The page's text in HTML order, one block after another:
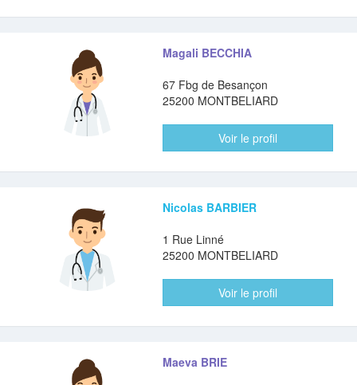
Magali BECCHIA
67 Fbg de Besançon
25200 MONTBELIARD
Voir le profil
Nicolas BARBIER
1 Rue Linné
25200 MONTBELIARD
Voir le profil
Maeva BRIE